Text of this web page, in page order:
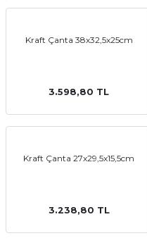
Kraft Çanta 38x32,5x25cm
3.598,80 TL
Kraft Çanta 27x29,5x15,5cm
3.238,80 TL